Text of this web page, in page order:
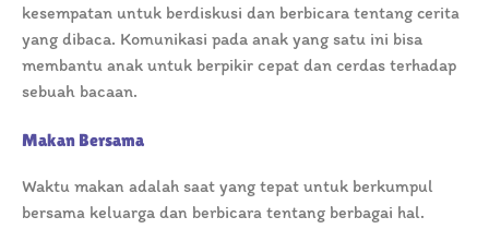
kesempatan untuk berdiskusi dan berbicara tentang cerita
yang dibaca. Komunikasi pada anak yang satu ini bisa
membantu anak untuk berpikir cepat dan cerdas terhadap
sebuah bacaan.
Makan Bersama
Waktu makan adalah saat yang tepat untuk berkumpul
bersama keluarga dan berbicara tentang berbagai hal.